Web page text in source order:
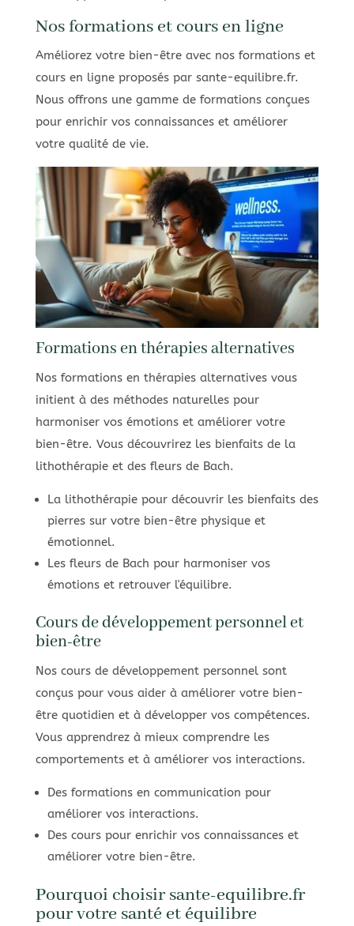
Nos formations et cours en ligne
Améliorez votre bien-être avec nos formations et
cours en ligne proposés par sante-equilibre.fr.
Nous offrons une gamme de formations conçues
pour enrichir vos connaissances et améliorer
votre qualité de vie.
Formations en thérapies alternatives
Nos formations en thérapies alternatives vous
initient à des méthodes naturelles pour
harmoniser vos émotions et améliorer votre
bien-être. Vous découvrirez les bienfaits de la
lithothérapie et des fleurs de Bach.
La lithothérapie pour découvrir les bienfaits des
pierres sur votre bien-être physique et
émotionnel.
Les fleurs de Bach pour harmoniser vos
émotions et retrouver l'équilibre.
Cours de développement personnel et
bien-être
Nos cours de développement personnel sont
conçus pour vous aider à améliorer votre bien-
être quotidien et à développer vos compétences.
Vous apprendrez à mieux comprendre les
comportements et à améliorer vos interactions.
Des formations en communication pour
améliorer vos interactions.
Des cours pour enrichir vos connaissances et
améliorer votre bien-être.
Pourquoi choisir sante-equilibre.fr
pour votre santé et équilibre